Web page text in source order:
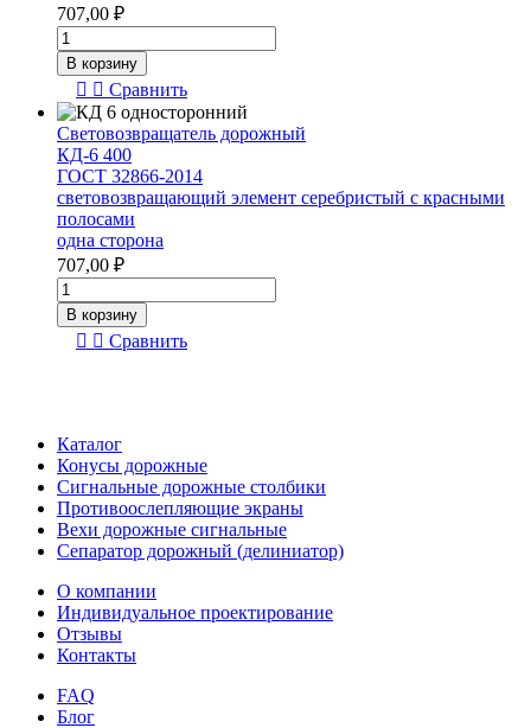
707,00 ₽
Количество
товара
Световозвращатель
дорожный
КД-6
400ГОСТ
32866-
2014
световозвращающий
элемент
красный
одна
сторона
В корзину
Сравнить
Световозвращатель дорожный
КД-6 400
ГОСТ 32866-2014
световозвращающий элемент серебристый с красными
полосами
одна сторона
707,00 ₽
Количество
товара
Световозвращатель
дорожный
32866-
2014
световозвращающий
элемент
серебристый
с
красными
полосами
одна
сторона
В корзину
Сравнить
Каталог
Конусы дорожные
Сигнальные дорожные столбики
Противоослепляющие экраны
Вехи дорожные сигнальные
Сепаратор дорожный (делиниатор)
О компании
Индивидуальное проектирование
Отзывы
Контакты
FAQ
Блог